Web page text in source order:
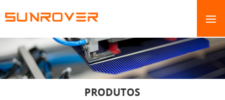
PRODUTOS